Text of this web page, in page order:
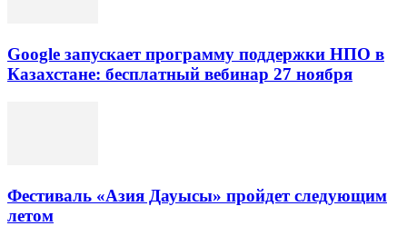
Google запускает программу поддержки НПО в
Казахстане: бесплатный вебинар 27 ноября
Фестиваль «Азия Дауысы» пройдет следующим
летом